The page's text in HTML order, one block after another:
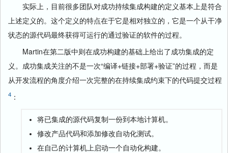
实际上，目前很多团队对成功持续集成构建的定义基本上是符合
上述定义的。这个定义的特点在于它是相对独立的，它是一个从干净
状态的源代码最终获得可运行的通过验证的软件的过程。
Martin在第二版中则在成功构建的基础上给出了成功集成的定
义。成功集成关注的不是一次“编译+链接+部署+验证”的过程，而是
从开发流程的角度介绍一次完整的在持续集成约束下的代码提交过程
4 ：
将已集成的源代码复制一份到本地计算机。
修改产品代码和添加修改自动化测试。
在自己的计算机上启动一个自动化构建。